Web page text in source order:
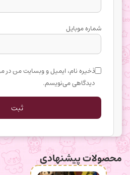
شماره موبایل
ذخیره نام، ایمیل و وبسایت من در
دیدگاهی می‌نویسم.
محصولات پیشنهادی